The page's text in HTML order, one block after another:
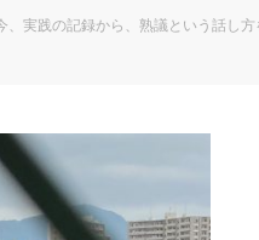
、実践の記録から、熟議という話し